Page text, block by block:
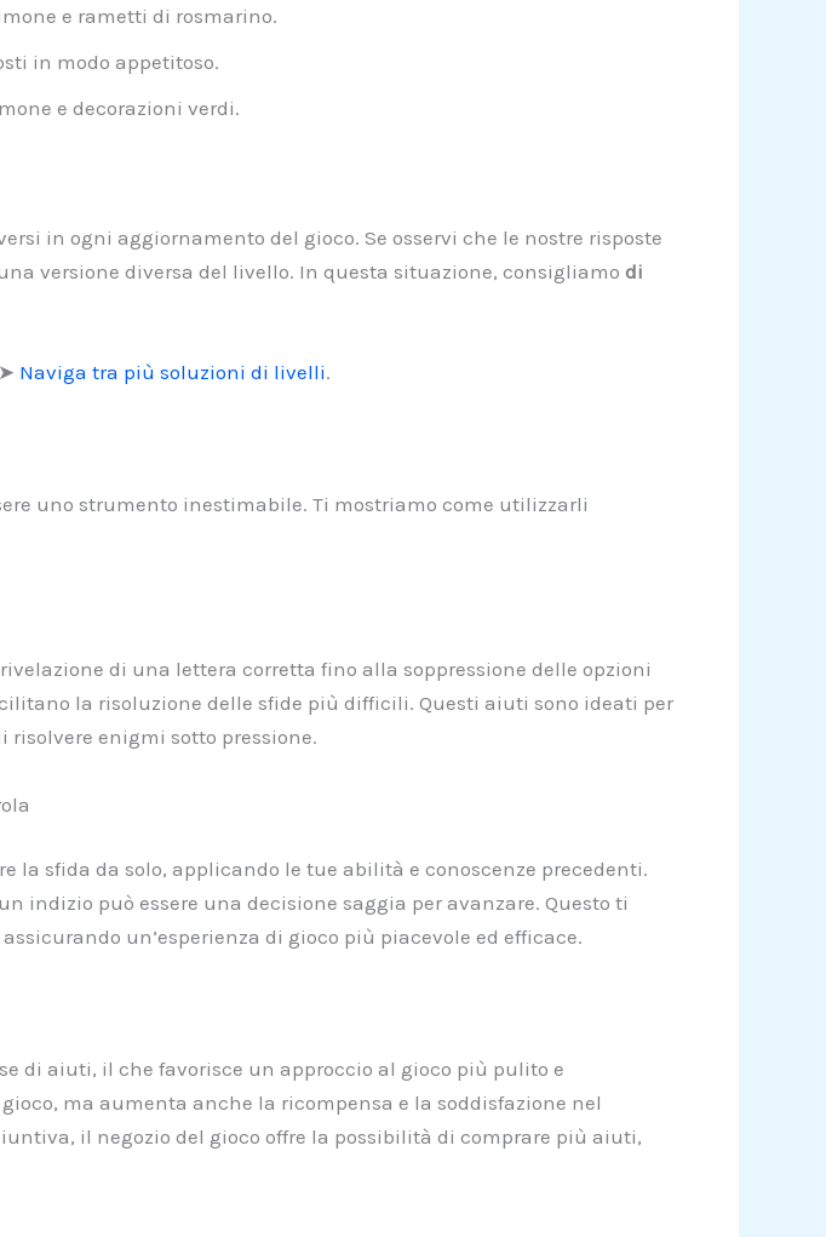
e rametti di rosmarino.
in modo appetitoso.
e decorazioni verdi.
in ogni aggiornamento del gioco. Se osservi che le nostre risposte
versione diversa del livello. In questa situazione, consigliamo di
Naviga tra più soluzioni di livelli.
uno strumento inestimabile. Ti mostriamo come utilizzarli
di una lettera corretta fino alla soppressione delle opzioni
la risoluzione delle sfide più difficili. Questi aiuti sono ideati per
enigmi sotto pressione.
la sfida da solo, applicando le tue abilità e conoscenze precedenti.
indizio può essere una decisione saggia per avanzare. Questo ti
un’esperienza di gioco più piacevole ed efficace.
di aiuti, il che favorisce un approccio al gioco più pulito e
ma aumenta anche la ricompensa e la soddisfazione nel
il negozio del gioco offre la possibilità di comprare più aiuti,